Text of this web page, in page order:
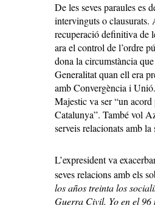
De les seves paraules es
intervinguts o clausurats.
recuperació definitiva de
ara el control de l’ordre
dona la circumstància
Generalitat quan ell era
amb Convergència i
Majestic va ser “un
Catalunya”. També vol
serveis relacionats amb la
L’expresident va
seves relacions amb els
los años treinta los
Guerra Civil. Yo en el